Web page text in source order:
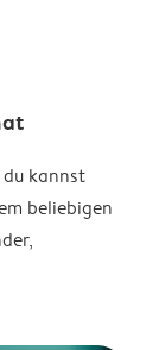
kannst
beliebigen